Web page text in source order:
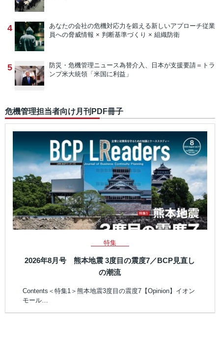
4 あなたの会社の危機対応力を鍛える新しいアプローチ従業
員への脅威情報 × 判断基準づくり × 組織防衛
5 防災・危機管理ニュース為替介入、日本が支援要請＝トラ
ンプ米大統領「米国に利益」
危機管理担当者向け月刊PDF冊子
特集
2026年8月号 熊本地震 3度目の震度7／BCP見直し
の潮流
Contents＜特集1＞熊本地震3度目の震度7【Opinion】イオン
モール…